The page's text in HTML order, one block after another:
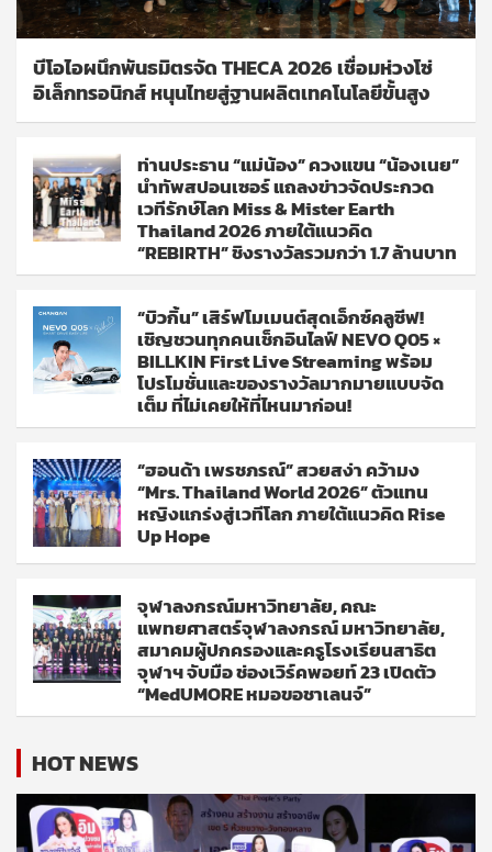
บีโอไอผนึกพันธมิตรจัด THECA 2026 เชื่อมห่วงโซ่
อิเล็กทรอนิกส์ หนุนไทยสู่ฐานผลิตเทคโนโลยีขั้นสูง
ท่านประธาน “แม่น้อง” ควงแขน “น้องเนย”
นำทัพสปอนเซอร์ แถลงข่าวจัดประกวด
เวทีรักษ์โลก Miss & Mister Earth
Thailand 2026 ภายใต้แนวคิด
“REBIRTH” ชิงรางวัลรวมกว่า 1.7 ล้านบาท
“บิวกิ้น” เสิร์ฟโมเมนต์สุดเอ็กซ์คลูซีฟ!
เชิญชวนทุกคนเช็กอินไลฟ์ NEVO Q05 ×
BILLKIN First Live Streaming พร้อม
โปรโมชั่นและของรางวัลมากมายแบบจัด
เต็ม ที่ไม่เคยให้ที่ไหนมาก่อน!
“ฮอนด้า เพรชภรณ์” สวยสง่า คว้ามง
“Mrs. Thailand World 2026” ตัวแทน
หญิงแกร่งสู่เวทีโลก ภายใต้แนวคิด Rise
Up Hope
จุฬาลงกรณ์มหาวิทยาลัย, คณะ
แพทยศาสตร์จุฬาลงกรณ์ มหาวิทยาลัย,
สมาคมผู้ปกครองและครูโรงเรียนสาธิต
จุฬาฯ จับมือ ช่องเวิร์คพอยท์ 23 เปิดตัว
“MedUMORE หมอขอชาเลนจ์”
HOT NEWS